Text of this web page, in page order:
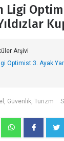
Ligi
Arşivi
Optimist 3. Ayak
Güvenlik, Turizm